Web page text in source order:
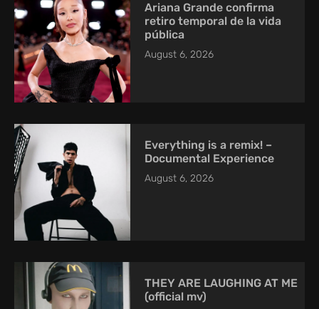
Ariana Grande confirma
retiro temporal de la vida
pública
August 6, 2026
Everything is a remix! –
Documental Experience
August 6, 2026
THEY ARE LAUGHING AT ME
(official mv)